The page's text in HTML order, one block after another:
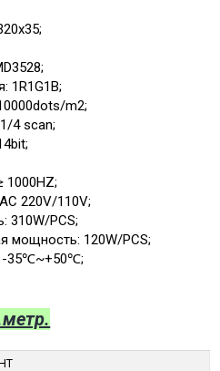
1R1G1B;
m2;
4 scan;
1000HZ;
220V/110V;
310W/PCS;
мощность: 120W/PCS;
-35℃~+50℃;